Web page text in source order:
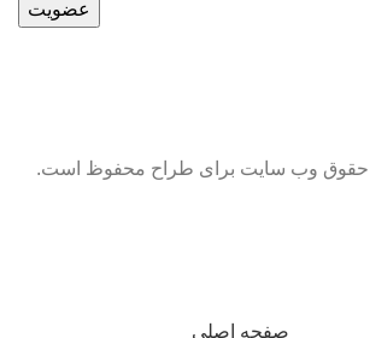
حقوق وب سایت برای طراح محفوظ است.
صفحه اصلی